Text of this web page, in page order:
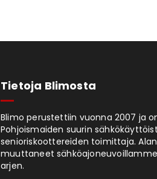
Tietoja Blimosta
Blimo perustettiin vuonna 2007 ja
Pohjoismaiden suurin
senioriskoottereiden toimittaja.
muuttaneet
arjen.